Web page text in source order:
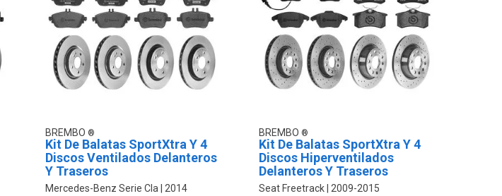
BREMBO
Kit De Balatas SportXtra Y 4
Discos Ventilados Delanteros
Y Traseros
Mercedes-Benz Serie Cla 2014
BREMBO
Kit De Balatas SportXtra Y 4
Discos Hiperventilados
Delanteros Y Traseros
Seat Freetrack 2009-2015